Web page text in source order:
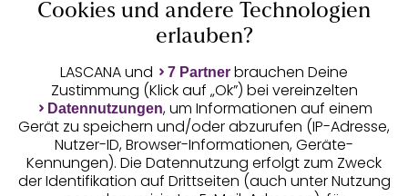
Auszeichnungen
Cookies und andere Technologien
erlauben?
LASCANA und 7 Partner brauchen Deine
Zustimmung (Klick auf „Ok”) bei vereinzelten
Datennutzungen, um Informationen auf einem
Gerät zu speichern und/oder abzurufen (IP-Adresse,
Nutzer-ID, Browser-Informationen, Geräte-
Kennungen). Die Datennutzung erfolgt zum Zweck
der Identifikation auf Drittseiten (auch unter Nutzung